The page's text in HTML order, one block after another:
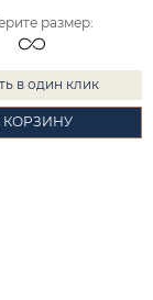
размер:
в один клик
КОРЗИНУ